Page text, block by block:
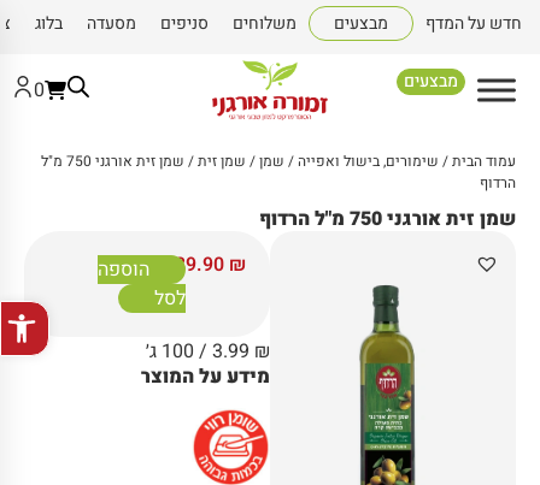
פתח
חדש על המדף מבצעים משלוחים סניפים מסעדה בלוג
מבצעים 0
עמוד הבית/ שימורים, בישול ואפייה/ שמן/ שמן זית
/ שמן זית אורגני 750 מ"ל
הרדוף
שמן זית אורגני 750 מ"ל הרדוף
39.90 ₪
הוספה
לסל
3.99 ₪
/ 100 ג׳
מידע על המוצר